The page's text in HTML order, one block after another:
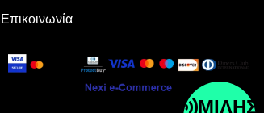
Επικοινωνία